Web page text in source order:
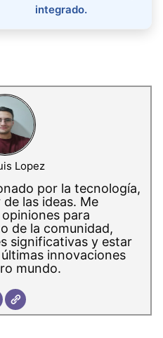
integrado.
Lopez
por la tecnología,
las ideas. Me
para
de la comunidad,
significativas y estar
innovaciones
mundo.